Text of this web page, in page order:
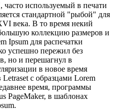
используемый в печати
стандартной "рыбой" для
века. В то время некий
коллекцию размеров и
Ipsum для распечатки
успешно пережил без
но и перешагнул в
в новое время
с образцами Lorem
время, программы
PageMaker, в шаблонах